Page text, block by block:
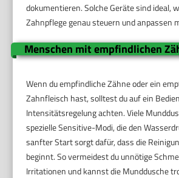
dokumentieren. Solche Geräte sind ideal,
Zahnpflege genau steuern und anpassen
Menschen mit empfindlichen
Wenn du empfindliche Zähne oder ein
Zahnfleisch hast, solltest du auf ein
Intensitätsregelung achten. Viele
spezielle Sensitive-Modi, die den
sanfter Start sorgt dafür, dass die
beginnt. So vermeidest du unnötige
Irritationen und kannst die Munddusche